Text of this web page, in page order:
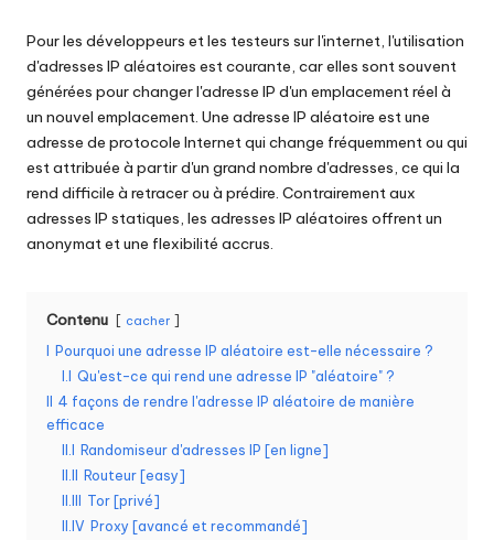
o
u
r
t
o
u
s
o
b
et
plus
encore.
Pour les développeurs et les testeurs sur l'internet, l'utilisation
d'adresses IP aléatoires est courante, car elles sont souvent
générées pour changer l'adresse IP d'un emplacement réel à
un nouvel emplacement. Une adresse IP aléatoire est une
adresse de protocole Internet qui change fréquemment ou qui
est attribuée à partir d'un grand nombre d'adresses, ce qui la
rend difficile à retracer ou à prédire. Contrairement aux
adresses IP statiques, les adresses IP aléatoires offrent un
anonymat et une flexibilité accrus.
Contenu cacher
Pourquoi une adresse IP aléatoire est-elle nécessaire ?
I.I Qu'est-ce qui rend une adresse IP "aléatoire" ?
4 façons de rendre l'adresse IP aléatoire de manière
efficace
II.I
Randomiseur d'adresses IP [en ligne]
II.II
Routeur [easy]
II.III
Tor [privé]
II.IV Proxy [avancé et recommandé]